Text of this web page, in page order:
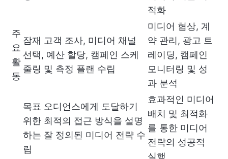
적화
주
요
활
동
잠재 고객 조사, 미디어 채널
선택, 예산 할당, 캠페인 스케
줄링 및 측정 플랜 수립
미디어 협상, 계
약 관리, 광고 트
레이딩, 캠페인
모니터링 및 성
과 분석
목표 오디언스에게 도달하기
위한 최적의 접근 방식을 설명
하는 잘 정의된 미디어 전략 수
립
효과적인 미디어
배치 및 최적화
를 통한 미디어
전략의 성공적
실행